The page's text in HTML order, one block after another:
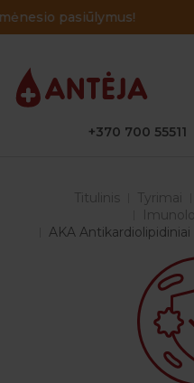
Atraskite
+370 700 55511
Titulinis Tyrimai
AKA